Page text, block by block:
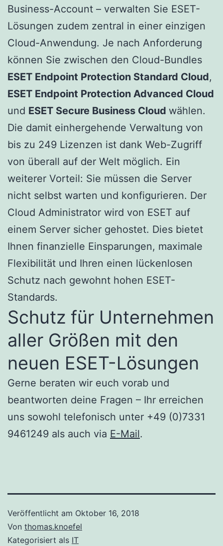
Business-Account – verwalten Sie ESET-
Lösungen zudem zentral in einer einzigen
Cloud-Anwendung. Je nach Anforderung
können Sie zwischen den Cloud-Bundles
ESET Endpoint Protection Standard Cloud,
ESET Endpoint Protection Advanced Cloud
und ESET Secure Business Cloud wählen.
Die damit einhergehende Verwaltung von
bis zu 249 Lizenzen ist dank Web-Zugriff
von überall auf der Welt möglich. Ein
weiterer Vorteil: Sie müssen die Server
nicht selbst warten und konfigurieren. Der
Cloud Administrator wird von ESET auf
einem Server sicher gehostet. Dies bietet
Ihnen finanzielle Einsparungen, maximale
Flexibilität und Ihren einen lückenlosen
Schutz nach gewohnt hohen ESET-
Standards.
Schutz für Unternehmen
aller Größen mit den
neuen ESET-Lösungen
Gerne beraten wir euch vorab und
beantworten deine Fragen – Ihr erreichen
uns sowohl telefonisch unter +49 (0)7331
9461249 als auch via E-Mail.
Veröffentlicht am Oktober 16, 2018
Von thomas.knoefel
Kategorisiert als IT